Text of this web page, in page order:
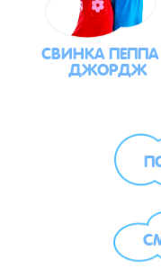
СВИНКА
ДЖОРДЖ